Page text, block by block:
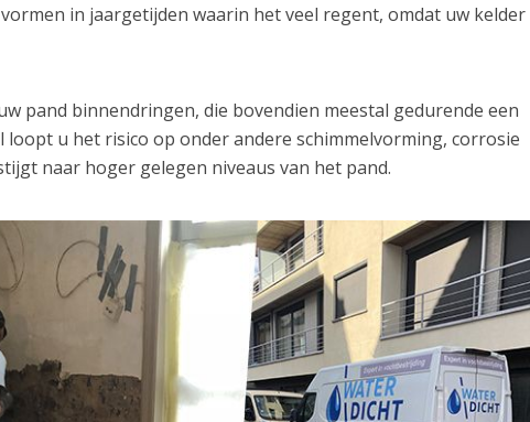
in jaargetijden waarin het veel regent, omdat uw kelder
pand binnendringen, die bovendien meestal gedurende een
u het risico op onder andere schimmelvorming, corrosie
naar hoger gelegen niveaus van het pand.